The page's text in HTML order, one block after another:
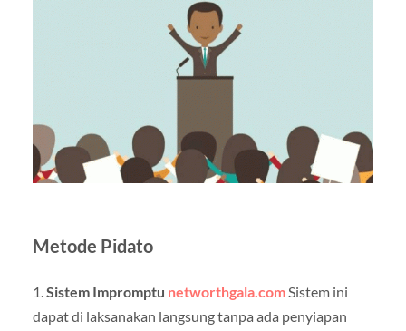
Metode Pidato
1.Sistem Impromptu networthgala.comSistem ini
dapat di laksanakan langsung tanpa ada penyiapan